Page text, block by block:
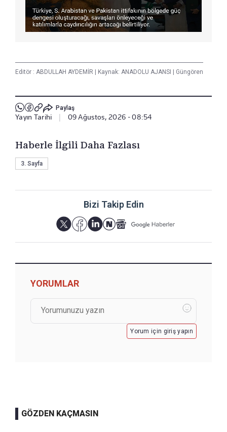
Editör : ABDULLAH AYDEMİR | Kaynak: ANADOLU AJANSI | Güngören
Paylaş
Yayın Tarihi | 09 Ağustos, 2026 - 08:54
Haberle İlgili Daha Fazlası
3. Sayfa
Bizi Takip Edin
YORUMLAR
Yorum için giriş yapın
GÖZDEN KAÇMASIN